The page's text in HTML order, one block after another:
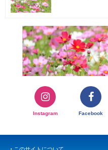
Instagram Facebook